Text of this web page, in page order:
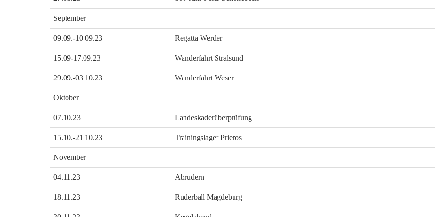
September
09.09.-10.09.23 Regatta Werder
15.09-17.09.23 Wanderfahrt Stralsund
29.09.-03.10.23 Wanderfahrt Weser
Oktober
07.10.23 Landeskaderüberprüfung
15.10.-21.10.23 Trainingslager Prieros
November
04.11.23 Abrudern
18.11.23 Ruderball Magdeburg